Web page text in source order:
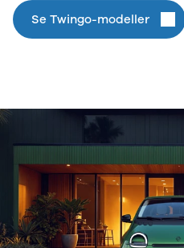
Bigster
Modeller
Anmeldelser
Privatleasing
Tilbud
Sandero
Modeller
Anmeldelser
områder
Se alle
af brugte
biler
Budget op
4.000 kr.
Budget op
Se Twingo-modeller